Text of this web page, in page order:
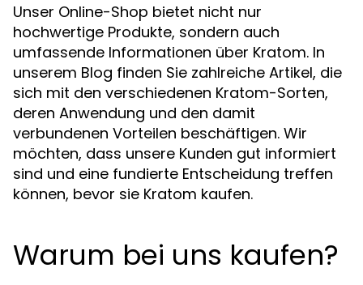
Unser Online-Shop bietet nicht nur
hochwertige Produkte, sondern auch
umfassende Informationen über Kratom. In
unserem Blog finden Sie zahlreiche Artikel, die
sich mit den verschiedenen Kratom-Sorten,
deren Anwendung und den damit
verbundenen Vorteilen beschäftigen. Wir
möchten, dass unsere Kunden gut informiert
sind und eine fundierte Entscheidung treffen
können, bevor sie Kratom kaufen.
Warum bei uns kaufen?